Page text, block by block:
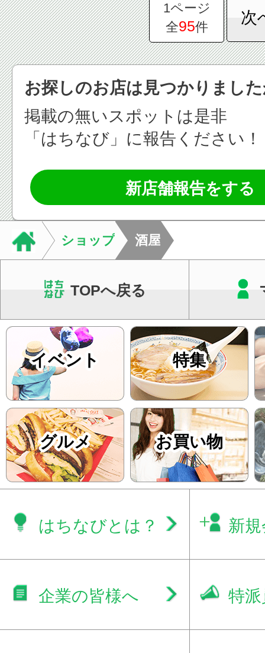
1ページ
全95件
次
お探しのお店は見つかりまし
掲載の無いスポットは是非
「はちなび」に報告ください！
新店舗報告をする
ショップ 酒屋
TOPへ戻る
イベント 特集
グルメ お買い物
はちなびとは？ 新
企業の皆様へ 特